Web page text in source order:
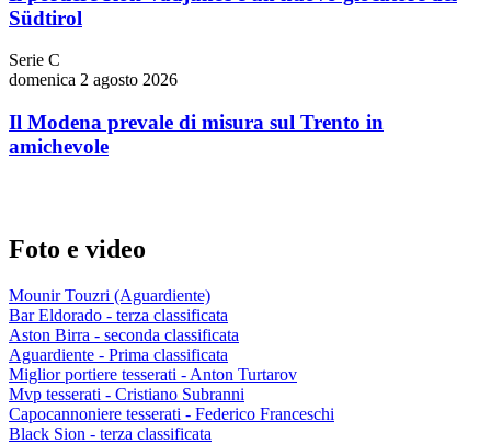
Südtirol
Serie C
domenica 2 agosto 2026
Il Modena prevale di misura sul Trento in
amichevole
Foto e video
Mounir Touzri (Aguardiente)
Bar Eldorado - terza classificata
Aston Birra - seconda classificata
Aguardiente - Prima classificata
Miglior portiere tesserati - Anton Turtarov
Mvp tesserati - Cristiano Subranni
Capocannoniere tesserati - Federico Franceschi
Black Sion - terza classificata